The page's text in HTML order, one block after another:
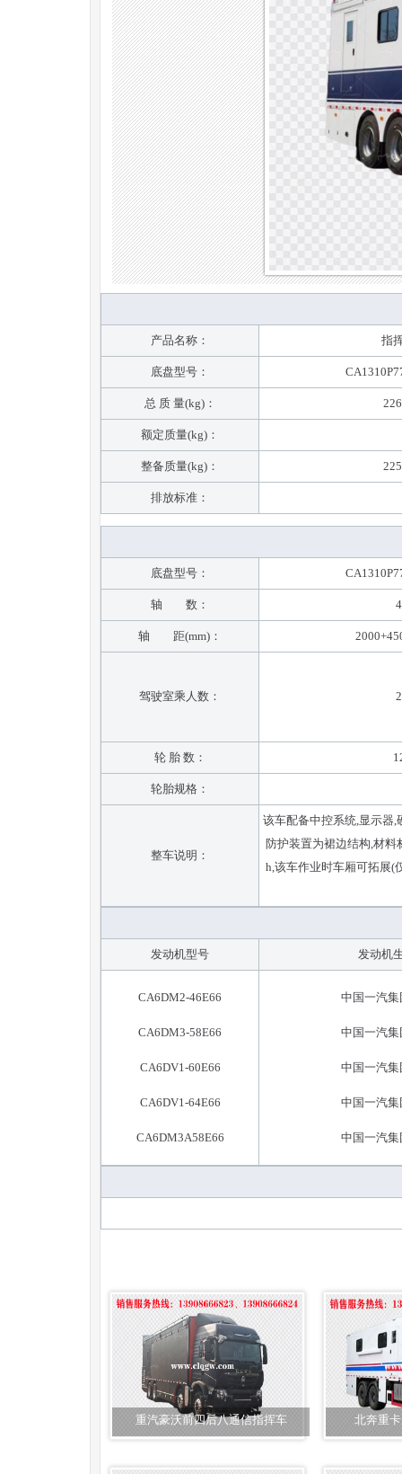
产品名称： 指
底盘型号：
总 质 量(kg)：
额定质量(kg)：
整备质量(kg)：
排放标准：
底盘型号：
轴 数： 4
轴 距(mm)：
驾驶室乘人数： 2
轮 胎 数：
轮胎规格：
整车说明：
该车配备中控系统,显示器,
防护装置为裙边结构,材料
h,该车作业时车厢可拓展(
发动机型号 发动机
CA6DM2-46E66
CA6DM3-58E66
CA6DV1-60E66
CA6DV1-64E66
CA6DM3A58E66
中国一汽
中国一汽
中国一汽
中国一汽
中国一汽
重汽豪沃前四后八通信指挥车 北奔重